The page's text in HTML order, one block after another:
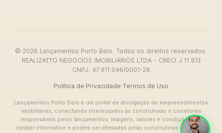
© 2026 Lançamentos Porto Belo. Todos os direitos reservados.
· REALIZATTO NEGÓCIOS IMOBILIÁRIOS LTDA - CRECI J 11.913 ·
CNPJ: 47.911.046/0001-26
Política de Privacidade·Termos de Uso
Lançamentos Porto Belo é um portal de divulgação de empreendimentos
imobiliários, conectando interessados às construtoras e corretores
responsáveis pelos lançamentos. Imagens, valores e condições têm
caráter informativo e podem ser alterados pelas construtoras sem aviso